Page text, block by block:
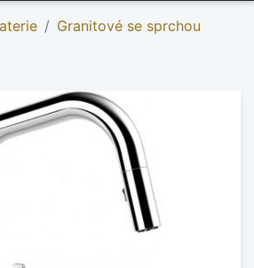
Granitové se sprchou